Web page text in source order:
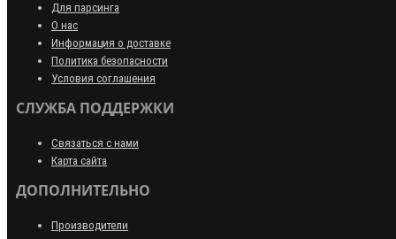
Для парсинга
О нас
Информация о доставке
Политика безопасности
Условия соглашения
СЛУЖБА ПОДДЕРЖКИ
Связаться с нами
Карта сайта
ДОПОЛНИТЕЛЬНО
Производители